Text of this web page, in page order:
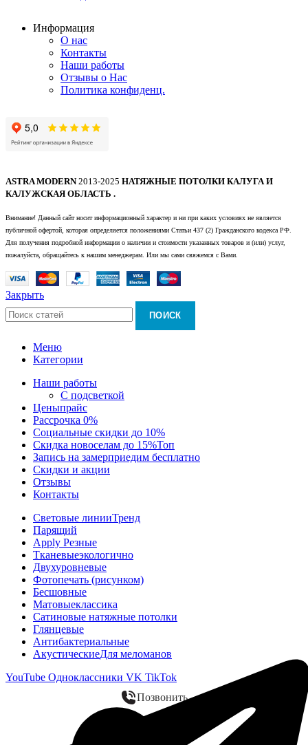
Информация
О нас
Контакты
Наши работы
Отзывы о Нас
Политика конфиденц.
ASTRA MODERN2013-2025 НАТЯЖНЫЕ ПОТОЛКИ КАЛУГА И
КАЛУЖСКАЯ ОБЛАСТЬ .
Внимание! Данный сайт носит информационный характер и ни при каких условиях не является
публичной офертой, которая определяется положениями Статьи 437 (2) Гражданского кодекса РФ.
Для получения подробной информации о наличии и стоимости указанных товаров и (или) услуг,
пожалуйста, обращайтесь к нашим менеджерам. Или мы сами свяжемся с Вами.
Закрыть
ПОИСК
Меню
Категории
Наши работы
С подсветкой
Ценыпрайс
Рассрочка 0%
Социальные скидки до 10%
Скидка новоселам до 15%Топ
Запись на замерприедим бесплатно
Скидки и акции
Отзывы
Контакты
Световые линииТренд
Парящий
Apply Резные
Тканевыеэкологично
Двухуровневые
Фотопечать (рисунком)
Бесшовные
Матовыеклассика
Сатиновые натяжные потолки
Глянцевые
Антибактериальные
АкустическиеДля меломанов
YouTube Одноклассники VK TikTok
Позвонить